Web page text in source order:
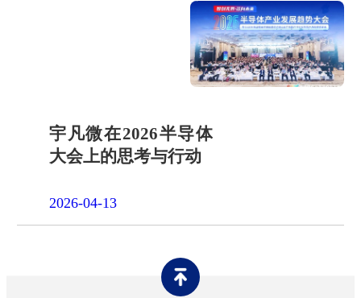
宇凡微在2026半导体
大会上的思考与行动
2026-04-13